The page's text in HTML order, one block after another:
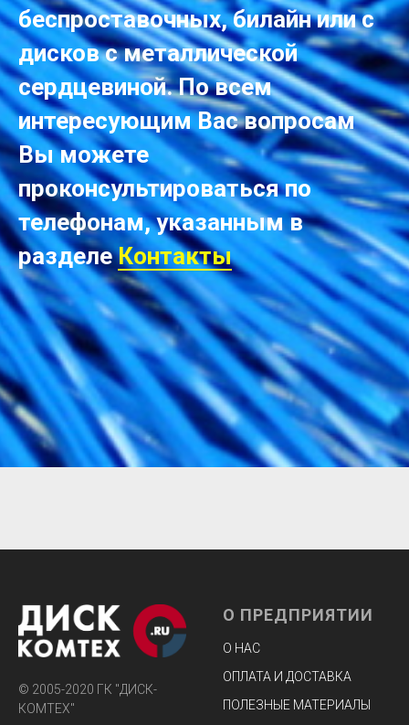
беспроставочных, билайн или с
дисков с металлической
сердцевиной. По всем
интересующим Вас вопросам
Вы можете
проконсультироваться по
телефонам, указанным в
разделе Контакты
© 2005-2020 ГК "ДИСК-
КОМТЕХ"
О ПРЕДПРИЯТИИ
О НАС
ОПЛАТА И ДОСТАВКА
ПОЛЕЗНЫЕ МАТЕРИАЛЫ